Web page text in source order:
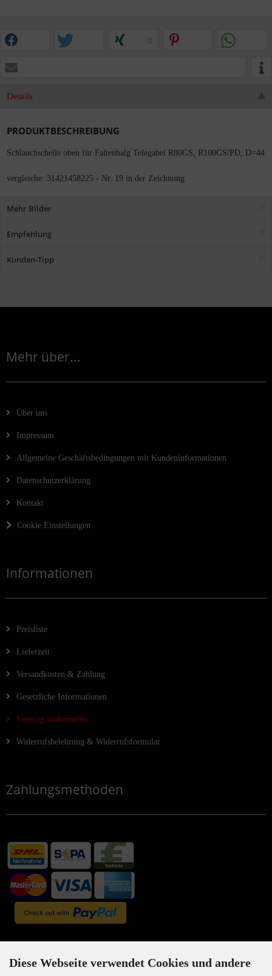
0
Details
PRODUKTBESCHREIBUNG
Schlauchschelle oben für Faltenbalg Telegabel R80GS, R100GS/PD, D=44
vergleiche: 31421458225 - Nr. 19 in der Zeichnung
Mehr Bilder
Empfehlung
Kunden-Tipp
Mehr über...
Über uns
Impressum
Allgemeine Geschäftsbedingungen mit Kundeninformationen
Datenschutzerklärung
Kontakt
Cookie Einstellungen
Informationen
Preisliste
Lieferzeit
Versandkosten & Zahlung
Gesetzliche Informationen
Vertrag widerrufen
Widerrufsbelehrung & Widerrufsformular
Zahlungsmethoden
Newsletter-Anmeldung
Diese Webseite verwendet Cookies und andere